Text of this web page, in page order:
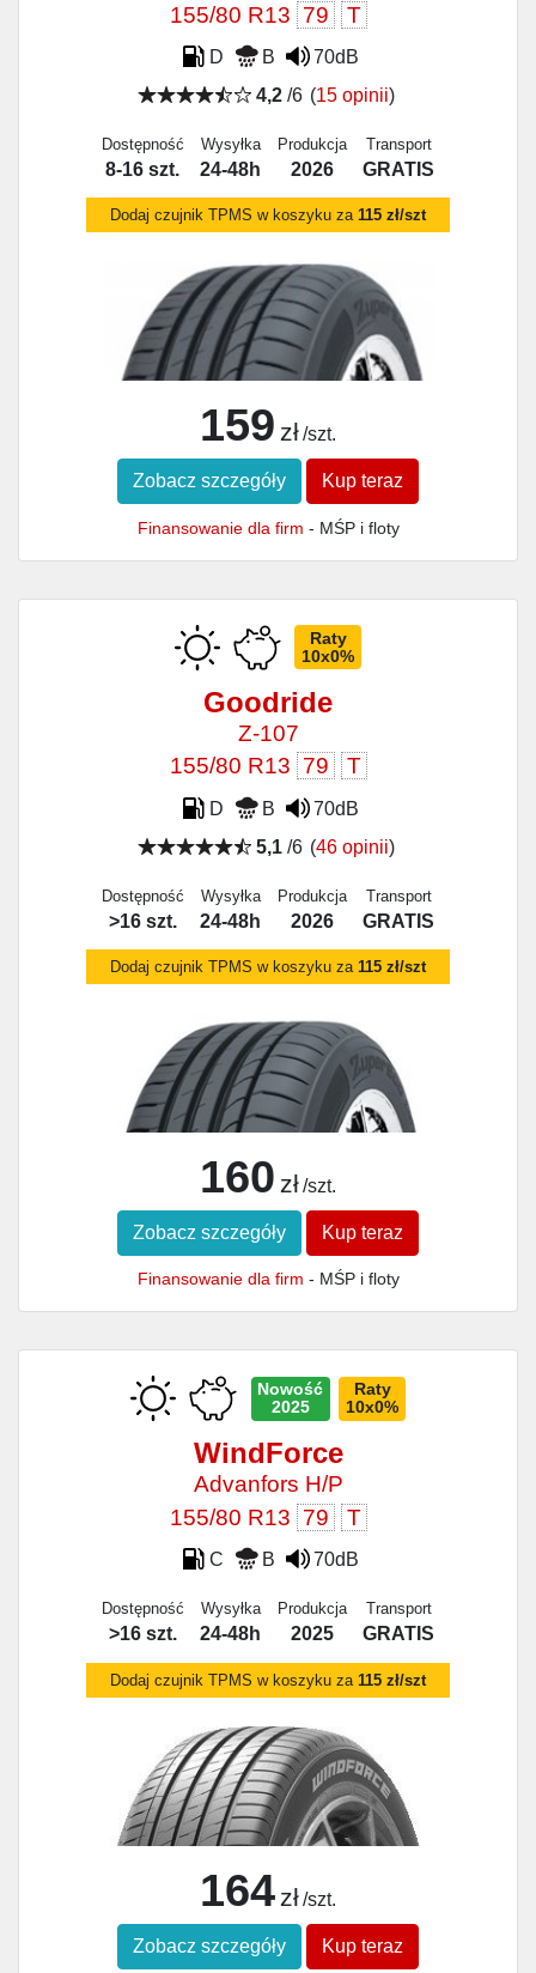
155/80 R13 79 T
D B
70dB
4,2/6 (15 opinii)
Dostępność
8-16 szt.
Wysyłka
24-48h
Produkcja
2026
Transport
GRATIS
Dodaj czujnik TPMS w koszyku za 115 zł/szt
159 zł /szt.
Zobacz szczegóły Kup teraz
Finansowanie dla firm - MŚP i floty
Raty
10x0%
Goodride
Z-107
155/80 R13 79 T
D B
70dB
5,1/6 (46 opinii)
Dostępność
>16 szt.
Wysyłka
24-48h
Produkcja
2026
Transport
GRATIS
Dodaj czujnik TPMS w koszyku za 115 zł/szt
160 zł /szt.
Zobacz szczegóły Kup teraz
Finansowanie dla firm - MŚP i floty
Nowość
2025
Raty
10x0%
WindForce
Advanfors H/P
155/80 R13 79 T
C B 70dB
Dostępność
>16 szt.
Wysyłka
24-48h
Produkcja
2025
Transport
GRATIS
Dodaj czujnik TPMS w koszyku za 115 zł/szt
164 zł /szt.
Zobacz szczegóły Kup teraz